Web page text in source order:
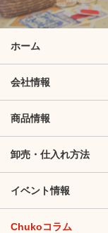
ホーム
会社情報
商品情報
卸売・仕入れ方法
イベント情報
Chukoコラム